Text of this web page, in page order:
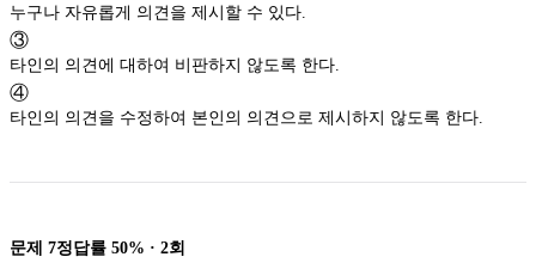
누구나 자유롭게 의견을 제시할 수 있다.
③
타인의 의견에 대하여 비판하지 않도록 한다.
④
타인의 의견을 수정하여 본인의 의견으로 제시하지 않도록 한다.
문제 7정답률 50% · 2회